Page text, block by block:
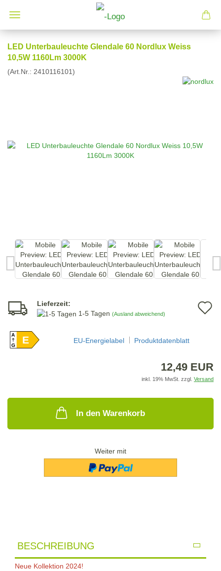
LED Unterbauleuchte Glendale 60 Nordlux Weiss
10,5W 1160Lm 3000K
(Art.Nr.: 2410116101)
Lieferzeit:
1-5 Tagen (Ausland abweichend)
A
GE EU-Energielabel Produktdatenblatt
12,49 EUR
inkl. 19% MwSt. zzgl. Versand
In den Warenkorb
Weiter mit
BESCHREIBUNG
Neue Kollektion 2024!